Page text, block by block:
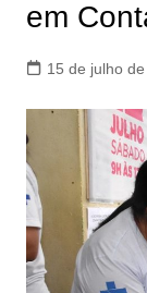
em
15 de julho